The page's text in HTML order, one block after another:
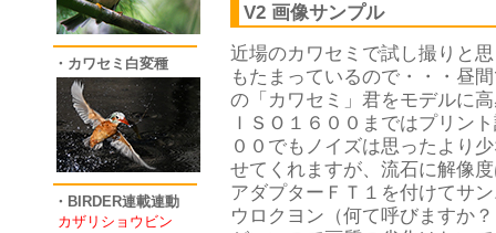
・カワセミ白変種
・BIRDER連載連動
カザリショウビン
V2 画像サンプル
近場のカワセミで試し撮りと
もたまっているので・・・昼
の「カワセミ」君をモデルに
ＩＳＯ１６００まではプリン
００でもノイズは思ったより
せてくれますが、流石に解像
アダプターＦＴ１を付けてサ
ウロクヨン（何て呼びますか